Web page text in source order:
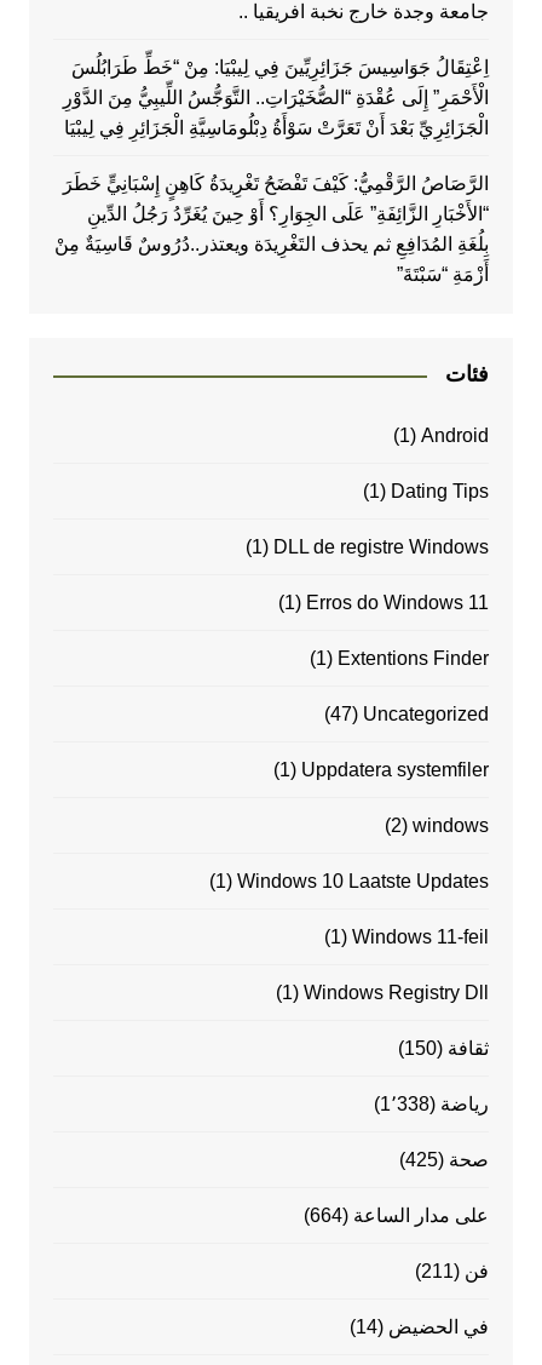
جامعة وجدة خارج نخبة افريقيا ..
اِعْتِقَالُ جَوَاسِيسَ جَزَائِرِيِّينَ فِي لِيبْيَا: مِنْ “خَطِّ طَرَابُلُسَ
الْأَحْمَرِ” إِلَى عُقْدَةِ “الصُّخَيْرَاتِ.. التَّوَجُّسُ اللِّيبِيُّ مِنَ الدَّوْرِ
الْجَزَائِرِيِّ بَعْدَ أَنْ تَعَرَّتْ سَوْأَةُ دِبْلُومَاسِيَّةِ الْجَزَائِرِ فِي لِيبْيَا
الرَّصَاصُ الرَّقْمِيُّ: كَيْفَ تَفْضَحُ تَغْرِيدَةُ كَاهِنٍ إِسْبَانِيٍّ خَطَرَ
“الأَخْبَارِ الزَّائِفَةِ” عَلَى الجِوَارِ؟ أَوْ حِينَ يُغَرِّدُ رَجُلُ الدِّينِ
بِلُغَةِ المُدَافِعِ ثم يحذف التَغْرِيدَة ويعتذر..دُرُوسٌ قَاسِيَةٌ مِنْ
أَزْمَةِ “سَبْتَةَ”
فئات
Android
(1)
Dating Tips
(1)
DLL de registre Windows
(1)
Erros do Windows 11
(1)
Extentions Finder
(1)
Uncategorized
(47)
Uppdatera systemfiler
(1)
windows
(2)
Windows 10 Laatste Updates
(1)
Windows 11-feil
(1)
Windows Registry Dll
(1)
ثقافة (150)
رياضة (1٬338)
صحة (425)
على مدار الساعة (664)
فن (211)
في الحضيض (14)